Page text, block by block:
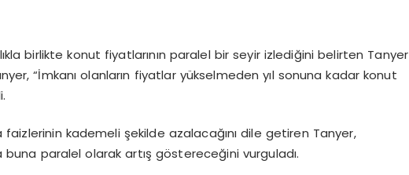
birlikte konut fiyatlarının paralel bir seyir izlediğini belirten Tanyer
“İmkanı olanların fiyatlar yükselmeden yıl sonuna kadar konut
faizlerinin kademeli şekilde azalacağını dile getiren Tanyer,
buna paralel olarak artış göstereceğini vurguladı.